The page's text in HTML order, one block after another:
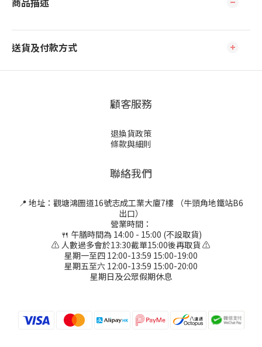
送貨及付款方式
顧客服務
退換貨政策
條款與細則
聯絡我們
📍 地址：觀塘鴻圖道16號志成工業大廈7樓 （牛頭角地鐵站B6
出口）
營業時間：
🍴 午膳時間為 14:00 - 15:00 (不設取貨)
⚠ 人數過多會於13:30截單15:00後再取貨 ⚠
星期一至四 12:00-13:59 15:00-19:00
星期五至六 12:00-13:59 15:00-20:00
星期日及公眾假期休息